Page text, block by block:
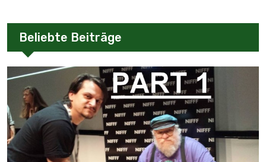
Beliebte Beiträge